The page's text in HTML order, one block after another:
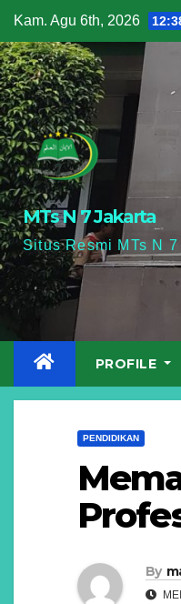
Skip
to
content
Kam. Agu 6th, 2026
MTs N 7 Jakarta
Situs Resmi MTs N
PROFILE
PENDIDIKAN
By